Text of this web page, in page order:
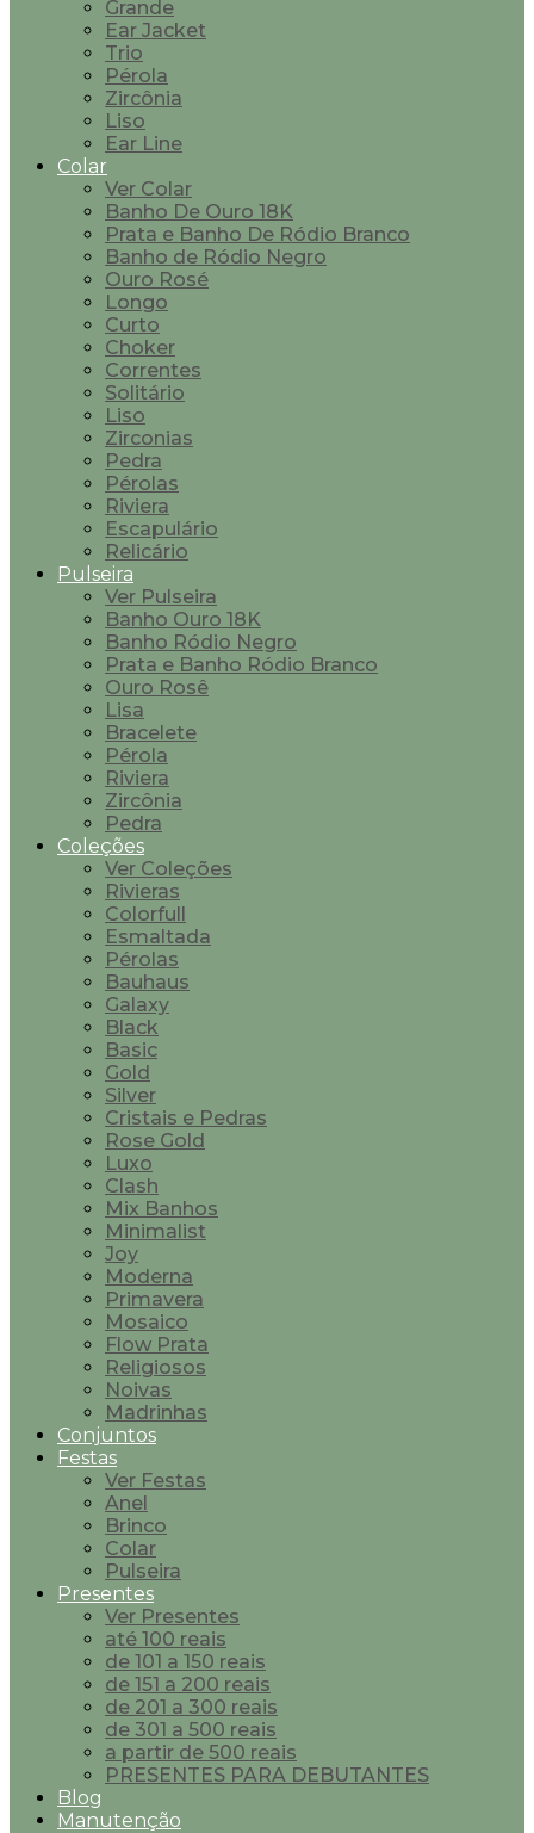
Grande
Ear Jacket
Trio
Pérola
Zircônia
Liso
Ear Line
Colar
Ver Colar
Banho De Ouro 18K
Prata e Banho De Ródio Branco
Banho de Ródio Negro
Ouro Rosé
Longo
Curto
Choker
Correntes
Solitário
Liso
Zirconias
Pedra
Pérolas
Riviera
Escapulário
Relicário
Pulseira
Ver Pulseira
Banho Ouro 18K
Banho Ródio Negro
Prata e Banho Ródio Branco
Ouro Rosê
Lisa
Bracelete
Pérola
Riviera
Zircônia
Pedra
Coleções
Ver Coleções
Rivieras
Colorfull
Esmaltada
Pérolas
Bauhaus
Galaxy
Black
Basic
Gold
Silver
Cristais e Pedras
Rose Gold
Luxo
Clash
Mix Banhos
Minimalist
Joy
Moderna
Primavera
Mosaico
Flow Prata
Religiosos
Noivas
Madrinhas
Conjuntos
Festas
Ver Festas
Anel
Brinco
Colar
Pulseira
Presentes
Ver Presentes
até 100 reais
de 101 a 150 reais
de 151 a 200 reais
de 201 a 300 reais
de 301 a 500 reais
a partir de 500 reais
PRESENTES PARA DEBUTANTES
Blog
Manutenção